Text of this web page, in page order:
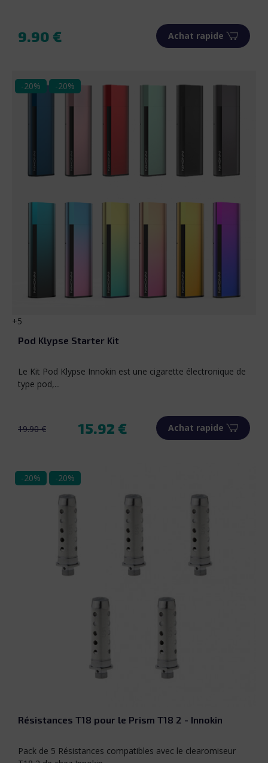
Prix
9.90 € Achat rapide
-20% -20%
Blanc
Rouge
Or
Blush pink
Charcoal Grey
+5
Pod Klypse Starter Kit
Le Kit Pod Klypse Innokin est une cigarette électronique de
type pod,...
Prix de base
19.90 €
Prix 15.92 € Achat rapide
-20% -20%
Résistances T18 pour le Prism T18 2 - Innokin
Pack de 5 Résistances compatibles avec le clearomiseur